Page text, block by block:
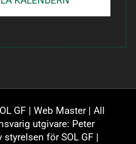
GF | Web Master| All
utgivare: Peter
för SOL GF |